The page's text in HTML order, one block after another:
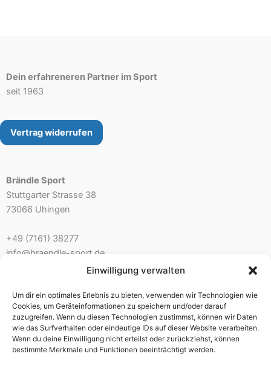
Einwilligung verwalten
Um dir ein optimales Erlebnis zu bieten, verwenden wir Technologien wie
Cookies, um Geräteinformationen zu speichern und/oder darauf
zuzugreifen. Wenn du diesen Technologien zustimmst, können wir Daten
wie das Surfverhalten oder eindeutige IDs auf dieser Website verarbeiten.
Wenn du deine Einwilligung nicht erteilst oder zurückziehst, können
bestimmte Merkmale und Funktionen beeinträchtigt werden.
Dein erfahreneren Partner im Sport
seit 1963
Vertrag widerrufen
Brändle Sport
Stuttgarter Strasse 38
73066 Uhingen
+49 (7161) 38277
info@braendle-sport.de
Mo. 10.00 – 12.30 Uhr 14.00 – 18.00 Uhr
Di./Mi. geschlossen – nur mit Beratungstermin
Do./Fr. 10.00 – 12.30 Uhr 14.00 – 18.00 Uhr
Sa. 9.30 – 13.00 Uhr